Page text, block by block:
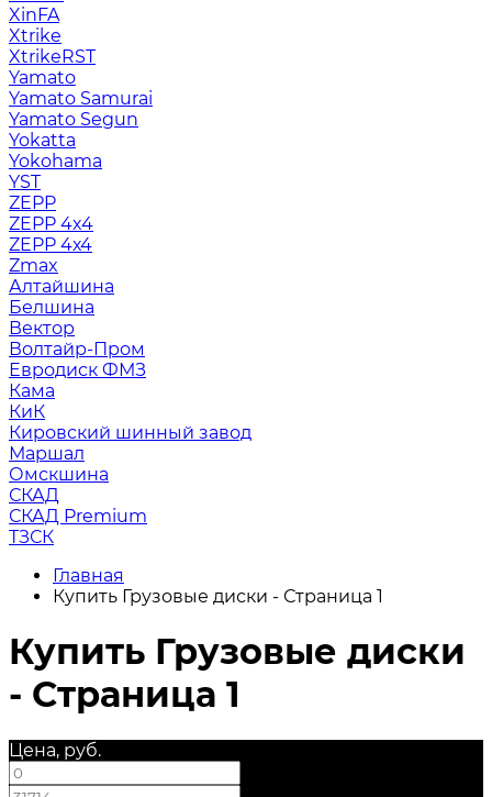
XinFA
Xtrike
XtrikeRST
Yamato
Yamato Samurai
Yamato Segun
Yokatta
Yokohama
YST
ZEPP
ZEPP 4x4
ZEPP 4х4
Zmax
Алтайшина
Белшина
Вектор
Волтайр-Пром
Евродиск ФМЗ
Кама
КиК
Кировский шинный завод
Маршал
Омскшина
СКАД
СКАД Premium
ТЗСК
Главная
Купить Грузовые диски - Страница 1
Купить Грузовые диски
- Страница 1
Цена, руб.